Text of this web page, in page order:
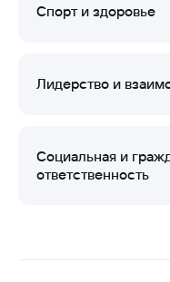
Спорт и здоровье
Лидерство и
Социальная и
ответственность